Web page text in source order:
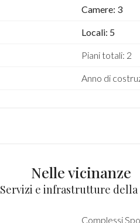
Camere: 3
Locali: 5
Piani totali: 2
Anno di
Nelle vicinanze
Servizi e infrastrutture della
Complessi